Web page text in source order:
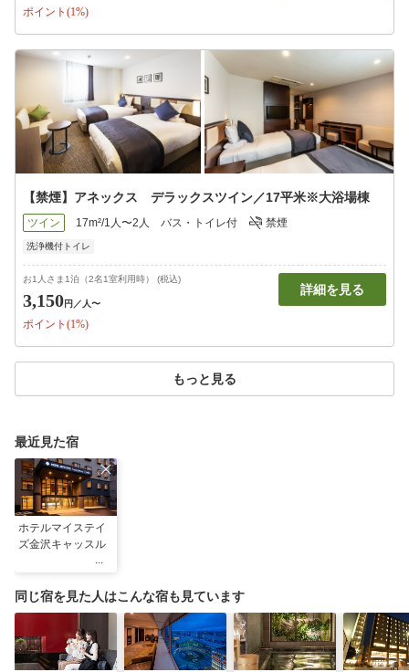
ポイント(1%)
【禁煙】アネックス デラックスツイン／17平米※大浴場棟
ツイン 17m²/1人〜2人 バス・トイレ付 禁煙
洗浄機付トイレ
お1人さま1泊（2名1室利用時） (税込)
3,150円 ／人〜
ポイント(1%)
詳細を見る
もっと見る
最近見た宿
ホテルマイステイ
ズ金沢キャッスル
同じ宿を見た人はこんな宿も見ています